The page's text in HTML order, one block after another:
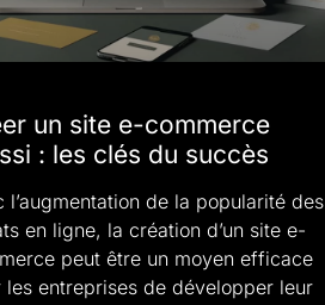
un site e-commerce
: les clés du succès
l’augmentation de la popularité des
en ligne, la création d’un site e-
peut être un moyen efficace
les entreprises de développer leur